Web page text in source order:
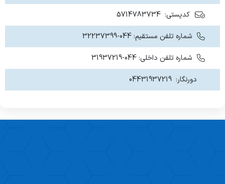
کدپستی: 5714783734
شماره تلفن مستقیم: 044-32237399
شماره تلفن داخلی: 044-31937219
دورنگار: 04431937219